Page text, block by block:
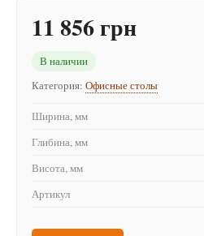
11 856 грн
В наличии
Категория: Офисные столы
Ширина, мм
Глибина, мм
Висота, мм
Артикул